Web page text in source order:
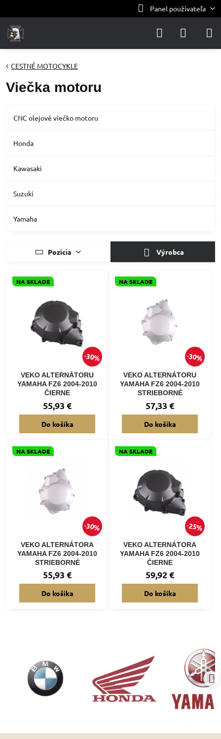
Panel používateľa
CESTNÉ MOTOCYKLE
Viečka motoru
CNC olejové viečko motoru
Honda
Kawasaki
Suzuki
Yamaha
Pozícia Výrobca
30%
NA SKLADE
VEKO ALTERNÁTORU
YAMAHA FZ6 2004-2010
ČIERNE
55,93 €
Do košíka
30%
NA SKLADE
VEKO ALTERNÁTORU
YAMAHA FZ6 2004-2010
STRIEBORNÉ
57,33 €
Do košíka
30%
NA SKLADE
VEKO ALTERNÁTORA
YAMAHA FZ6 2004-2010
STRIEBORNÉ
55,93 €
Do košíka
25%
NA SKLADE
VEKO ALTERNÁTORA
YAMAHA FZ6 2004-2010
ČIERNE
59,92 €
Do košíka